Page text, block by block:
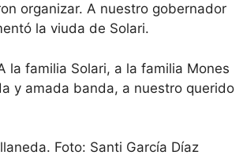
organizar. A nuestro gobernador
la viuda de Solari.
la familia Solari, a la familia Mones
y amada banda, a nuestro querido